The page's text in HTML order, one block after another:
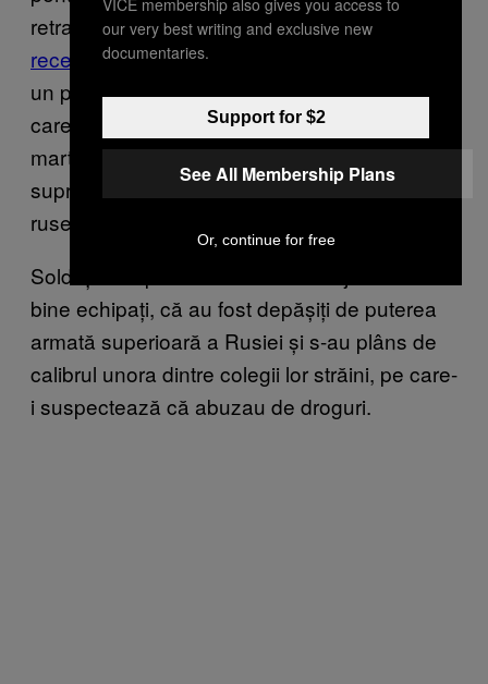
retrag din Ucraina. VICE World News
recent cu doi voluntari străini
un polonez, ambii veterani din Afghanistan –
care au plecat din Ucraina după ce au fost
martori la dezastre pe câmpul de luptă și au
supraviețuit atacului devastator cu rachete
rusești asupra bazei Yavoriv.
Soldații au spus că nu erau îndeajuns de
bine echipați, că au fost depășiți de puterea
armată superioară a Rusiei și s-au plâns de
calibrul unora dintre colegii lor străini, pe care-
i suspectează că abuzau de droguri.
our very best writing and exclusive new
documentaries.
Support for $2
See All Membership Plans
Or, continue for free